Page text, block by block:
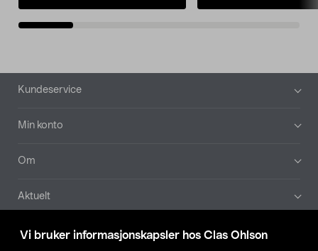
Vi bruker informasjonskapsler hos Clas Ohlson
Bunntekst
Kundeservice
Min konto
Om
Aktuelt
Våre selskaper